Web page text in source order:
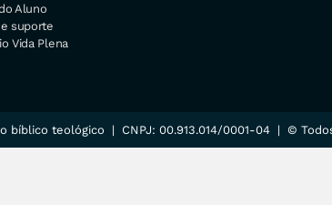
Aluno
suporte
Vida Plena
bíblico teológico | CNPJ: 00.913.014/0001-04 | ©